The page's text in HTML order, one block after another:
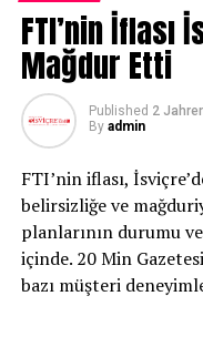
FTI’nin İflası
Mağdur Etti
Published 2
By admin
FTI’nin iflası,
belirsizliğe ve
planlarının durumu
içinde. 20 Min
bazı müşteri